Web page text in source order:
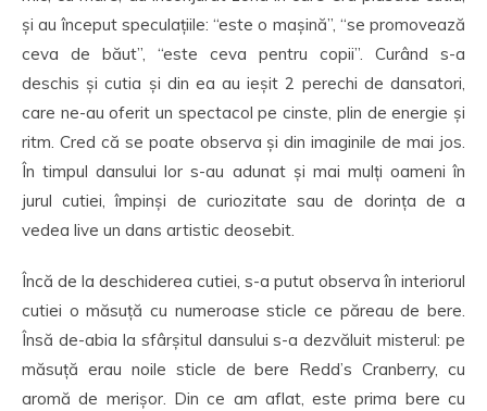
și au început speculațiile: “este o mașină”, “se promovează
ceva de băut”, “este ceva pentru copii”. Curând s-a
deschis și cutia și din ea au ieșit 2 perechi de dansatori,
care ne-au oferit un spectacol pe cinste, plin de energie și
ritm. Cred că se poate observa și din imaginile de mai jos.
În timpul dansului lor s-au adunat și mai mulți oameni în
jurul cutiei, împinși de curiozitate sau de dorința de a
vedea live un dans artistic deosebit.
Încă de la deschiderea cutiei, s-a putut observa în interiorul
cutiei o măsuță cu numeroase sticle ce păreau de bere.
Însă de-abia la sfârșitul dansului s-a dezvăluit misterul: pe
măsuță erau noile sticle de bere Redd’s Cranberry, cu
aromă de merișor. Din ce am aflat, este prima bere cu